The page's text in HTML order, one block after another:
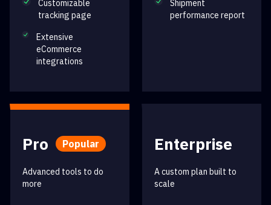
Customizable
tracking page
Extensive
eCommerce
integrations
Shipment
performance report
Pro Popular
Advanced tools to do
more
Enterprise
A custom plan built to
scale